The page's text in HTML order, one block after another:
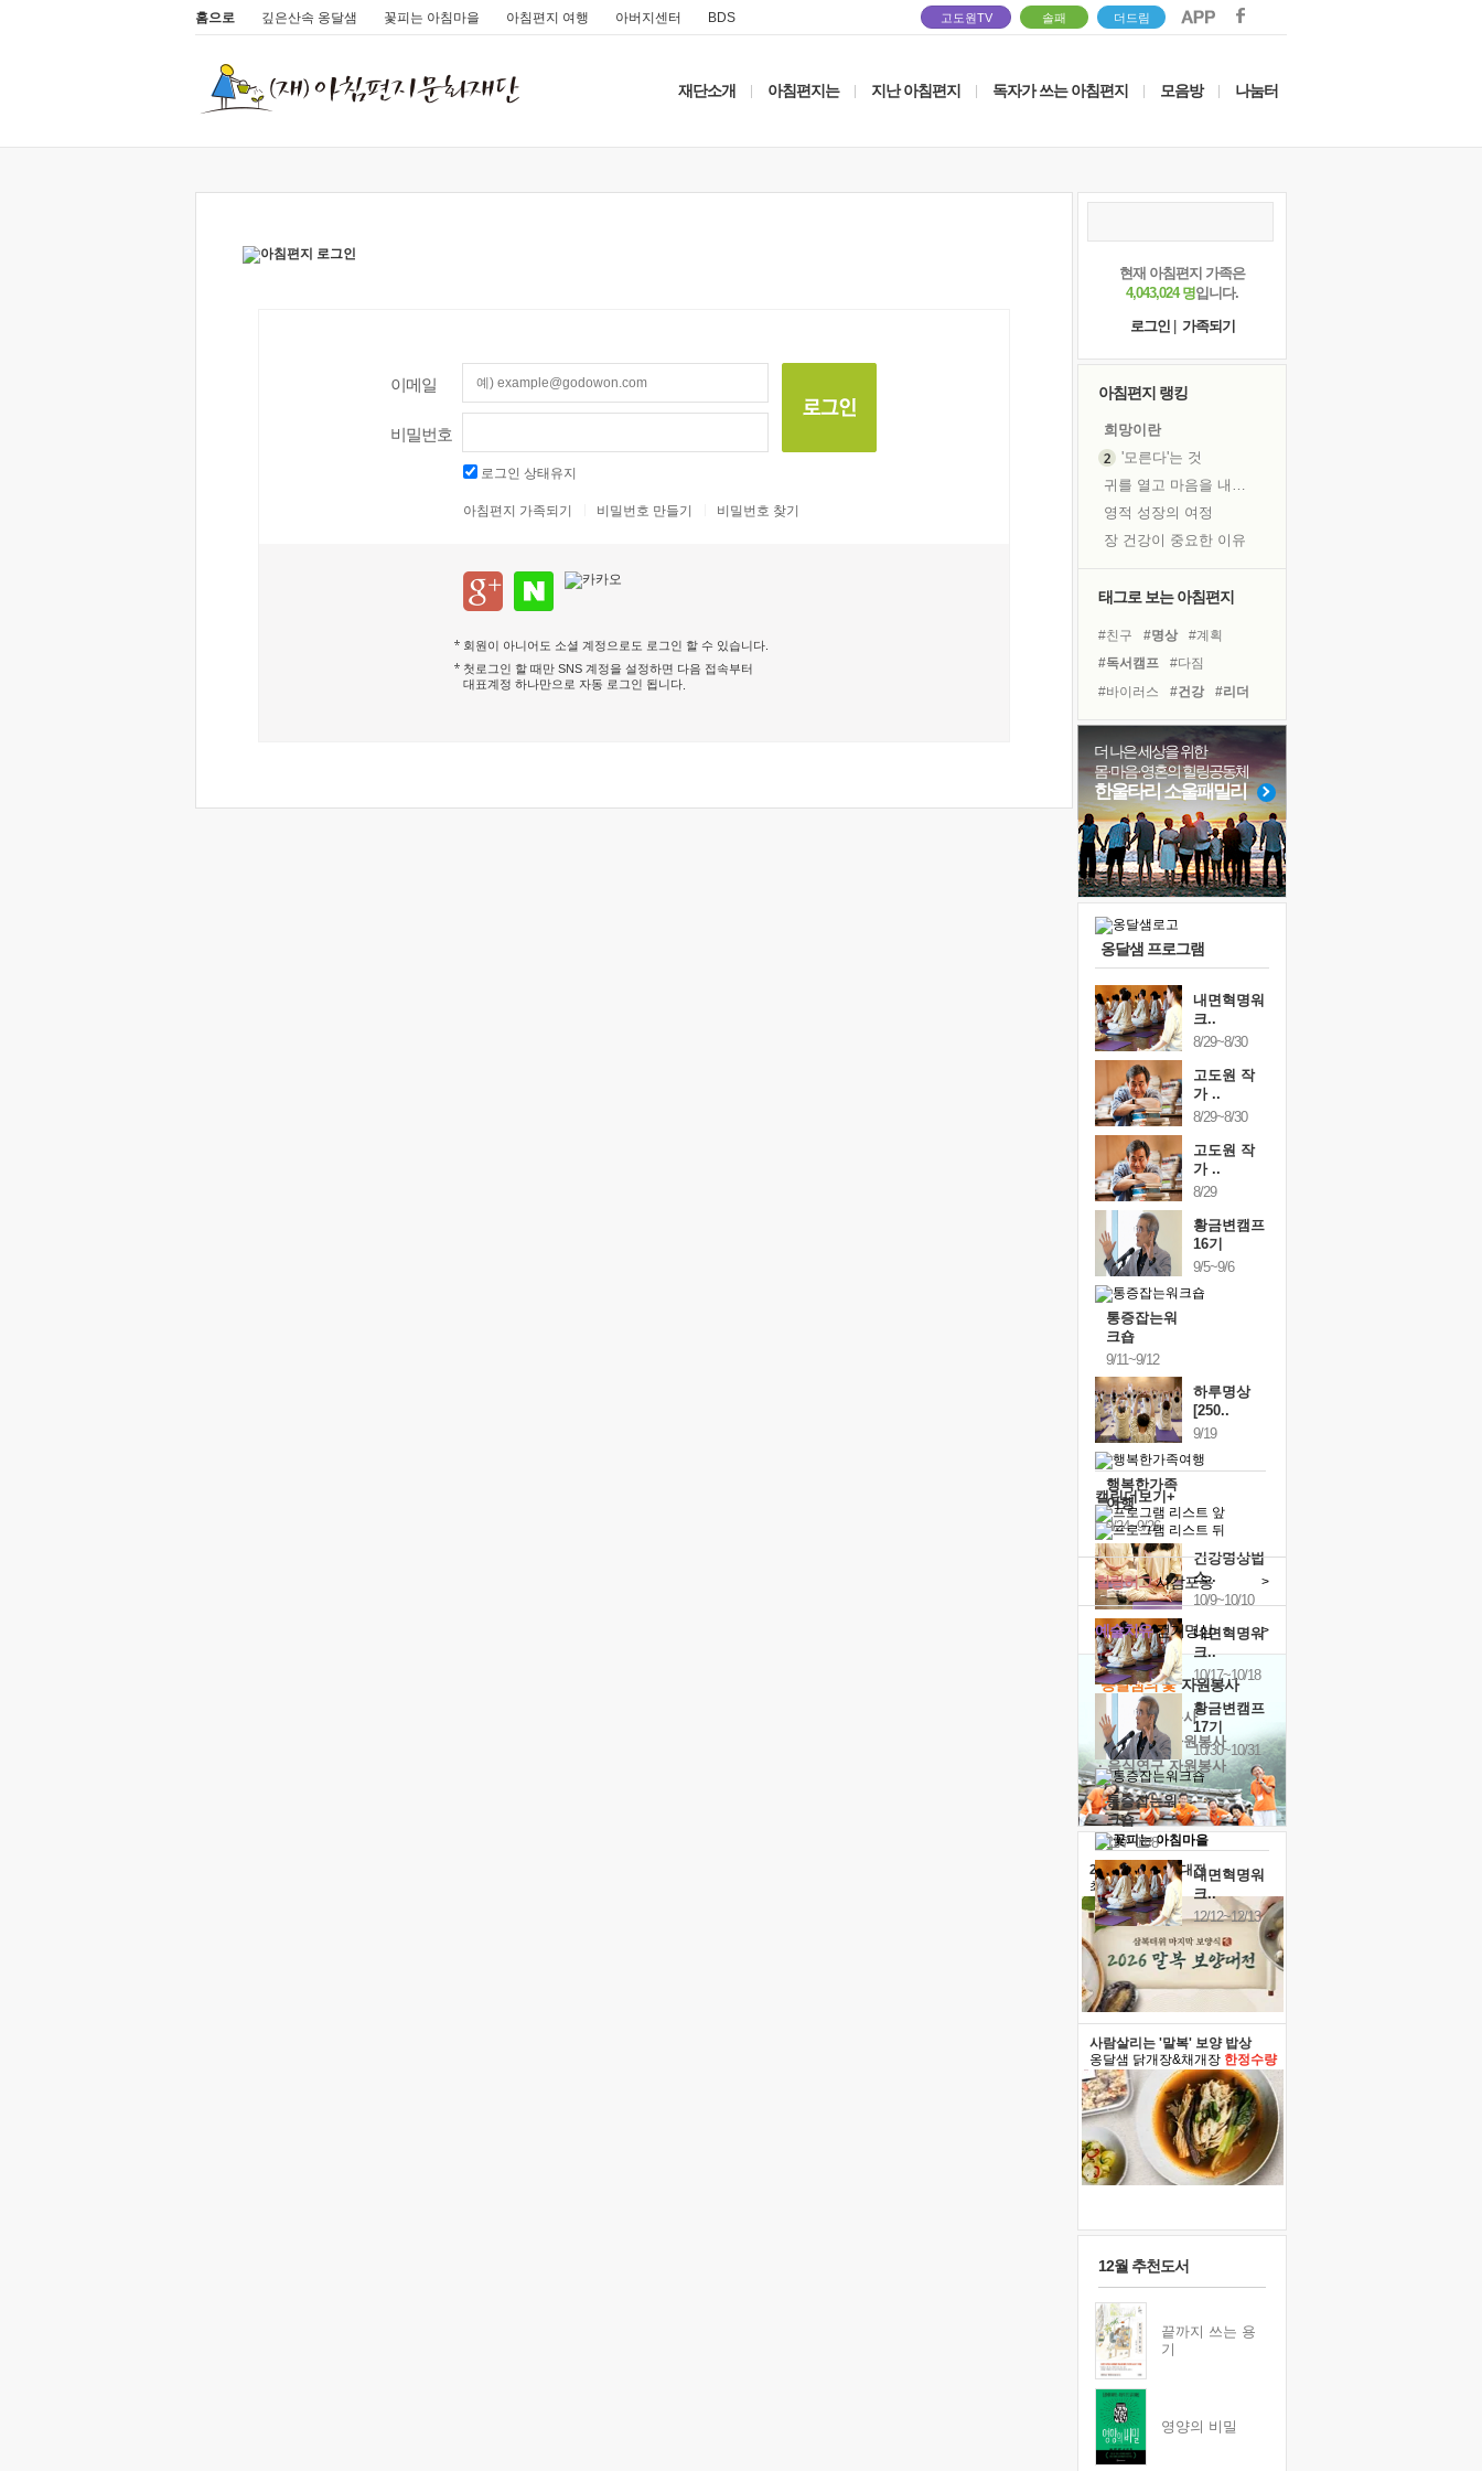
홈으로 깊은산속 옹달샘 꽃피는 아침마을 아침편지 여행 아버지센터 BDS 고도원TV 솔패 더드림
재단소개 아침편지는 지난 아침편지 독자가 쓰는 아침편지 모음방 나눔터
이메일
비밀번호
로그인 상태유지
아침편지 가족되기 비밀번호 만들기 비밀번호 찾기
회원이 아니어도 소셜 계정으로도 로그인 할 수 있습니다.
첫로그인 할 때만 SNS 계정을 설정하면 다음 접속부터
대표계정 하나만으로 자동 로그인 됩니다
현재 아침편지 가족은
4,043,024 명입니다.
로그인
가족되기
아침편지 랭킹
희망이란
'모른다'는 것
귀를 열고 마음을 내어주고
영적 성장의 여정
장 건강이 중요한 이유
흙이 된 몸으로 출근하는 여자
꿈이 실제가 되는 것
'말 타는 법'을 먼저
졸업식 사진을 보며
극심한 변비, 어깨결림, 수면 장애
아픈 아버지를 위한 공간 설계
슬럼프
보고 싶은 어머니
못된 꼰대들
태그로 보는 아침편지
#친구 #명상
#계획
#독서캠프
#다짐
#바이러스
#건강
#리더
#아이들
#선택
#비전캠프
#나눔
#링컨학교
#사람
#힐링
#독서
#경험
#위기
#극복
#삶 #유튜브
더 나은 세상을 위한
몸·마음·영혼의 힐링공동체
한울타리 소울패밀리
옹달샘 프로그램
내면혁명워
크..
8/29~8/30
고도원 작
가 ..
8/29~8/30
고도원 작
가 ..
8/29
황금변캠프
16기
9/5~9/6
통증잡는워
크숍
9/11~9/12
하루명상
[250..
9/19
행복한가족
여행
9/24~9/26
건강명상법
스..
10/9~10/10
내면혁명워
크..
10/17~10/18
황금변캠프
17기
10/30~10/31
통증잡는워
크숍
11/7~11/8
내면혁명워
크..
12/12~12/13
캘린더보기+
예술치유걷기명상 >
힐링허그사감포옹 >
'옹달샘의 꽃'자원봉사
· 청년 자원봉사
· 금빛청년 자원봉사
· 음식연구 자원봉사
2026 말복 보양대전
최대74%할인
사람살리는 '말복' 보양 밥상
옹달샘 닭개장&채개장 한정수량
12월 추천도서
끝까지 쓰는 용
기
영양의 비밀